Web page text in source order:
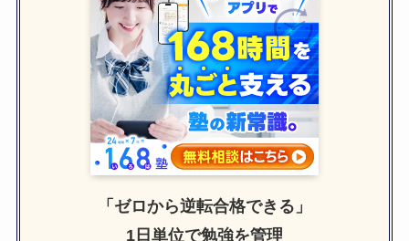
「ゼロから逆転合格できる」
1日単位で勉強を管理